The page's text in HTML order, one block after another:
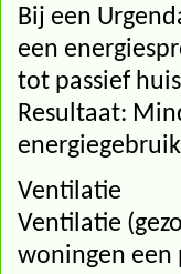
Bij een
een
tot passief
Resultaat:
energiegebruik
Ventilatie
Ventilatie
woningen een